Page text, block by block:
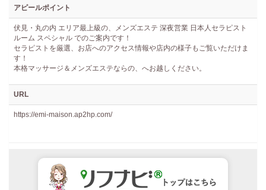
アピールポイント
伏見・丸の内 エリア最上級の、メンズエステ 深夜営業 日本人セラピスト
ルーム スペシャル でのご案内です！
セラピストを厳選、お店へのアクセス情報や店内の様子もご覧いただけま
す！
本格マッサージ＆メンズエステならの、へお越しください。
URL
https://emi-maison.ap2hp.com/